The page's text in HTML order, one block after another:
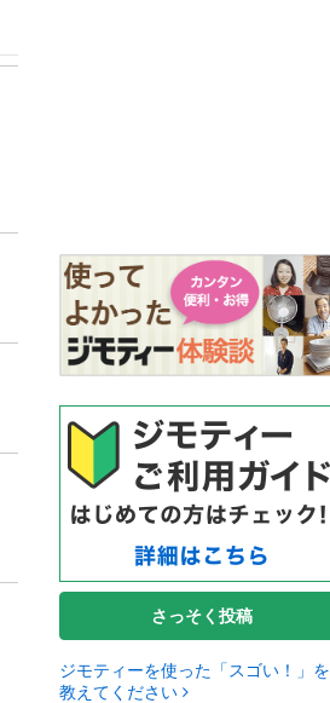
さっそく投稿
ジモティーを使った「スゴい！」を
教えてください